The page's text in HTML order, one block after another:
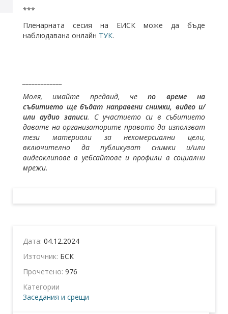
***
Пленарната сесия на ЕИСК може да бъде
наблюдавана онлайн ТУК.
Моля, имайте предвид, чепо време на
събитието ще бъдат направени снимки, видео и/
или аудио записи. С участието си в събитието
давате на организаторите правото да използват
тези материали за некомерсиални цели,
включително да публикуват снимки и/или
видеоклипове в уебсайтове и профили в социални
мрежи.
Дата: 04.12.2024
Източник: БСК
Прочетено: 976
Категории
Заседания и срещи